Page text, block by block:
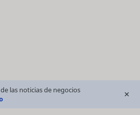
las noticias de negocios